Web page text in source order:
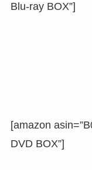
Blu-ray BOX”]
[amazon
DVD BOX”]